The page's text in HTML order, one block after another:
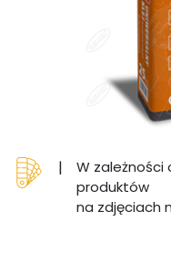
|
W
produktów
na zdjęciach